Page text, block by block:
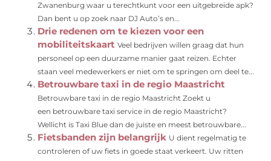
Zwanenburg waar u terechtkunt voor een uitgebreide apk?
Dan bent u op zoek naar DJ Auto’s en...
Drie redenen om te kiezen voor een
mobiliteitskaart Veel bedrijven willen graag dat hun
personeel op een duurzame manier gaat reizen. Echter
staan veel medewerkers er niet om te springen om deel te...
Betrouwbare taxi in de regio Maastricht
Betrouwbare taxi in de regio Maastricht Zoekt u
een betrouwbare taxi service in de regio Maastricht?
Wellicht is Taxi Blue dan de juiste en meest betrouwbare...
Fietsbanden zijn belangrijk U dient regelmatig te
controleren of uw fiets in goede staat verkeert. Uw ritten